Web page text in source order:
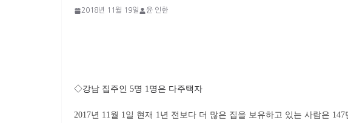
2018년 11월 19일 윤 인한
◇강남 집주인 5명 1명은 다주택자
2017년 11월 1일 현재 1년 전보다 더 많은 집을 보유하고 있는 사람은